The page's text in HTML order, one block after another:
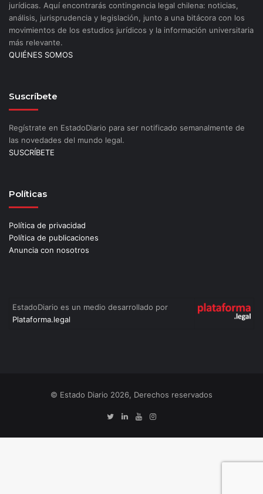
jurídicas. Aquí encontrarás contingencia legal chilena: noticias,
análisis, jurisprudencia y legislación, junto a una bitácora con los
movimientos de los estudios jurídicos y la información universitaria
más relevante.
QUIÉNES SOMOS
Suscríbete
Regístrate en EstadoDiario para ser notificado semanalmente de
las novedades del mundo legal.
SUSCRÍBETE
Políticas
Política de privacidad
Política de publicaciones
Anuncia con nosotros
EstadoDiario es un medio desarrollado por
Plataforma.legal
© Estado Diario 2026, Derechos reservados